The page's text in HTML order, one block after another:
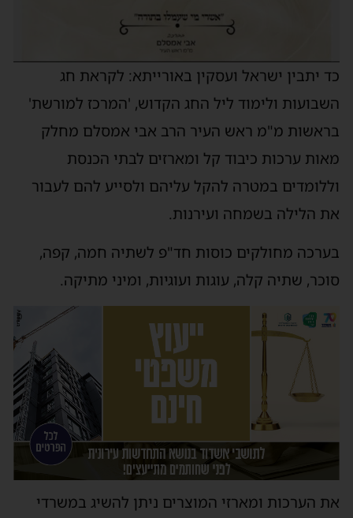
כד יתבין ישראל ועסקין באורייתא: לקראת חג
השבועות ולימוד ליל החג הקדוש, 'המרכז למורשת'
בראשות מ"מ ראש העיר הרב אבי אמסלם מחלק
מאות ערכות כיבוד קל ומארזים לבתי הכנסת
וללומדים במטרה להקל עליהם ולסייע להם לעבור
את הלילה בשמחה ועירנות.
בערכה מחולקים כוסות חד"פ לשתיה חמה, קפה,
סוכר, שתיה קלה, עוגות ועוגיות, ומיני מתיקה.
את הערכות ומארזי המוצרים ניתן להשיג במשרדי